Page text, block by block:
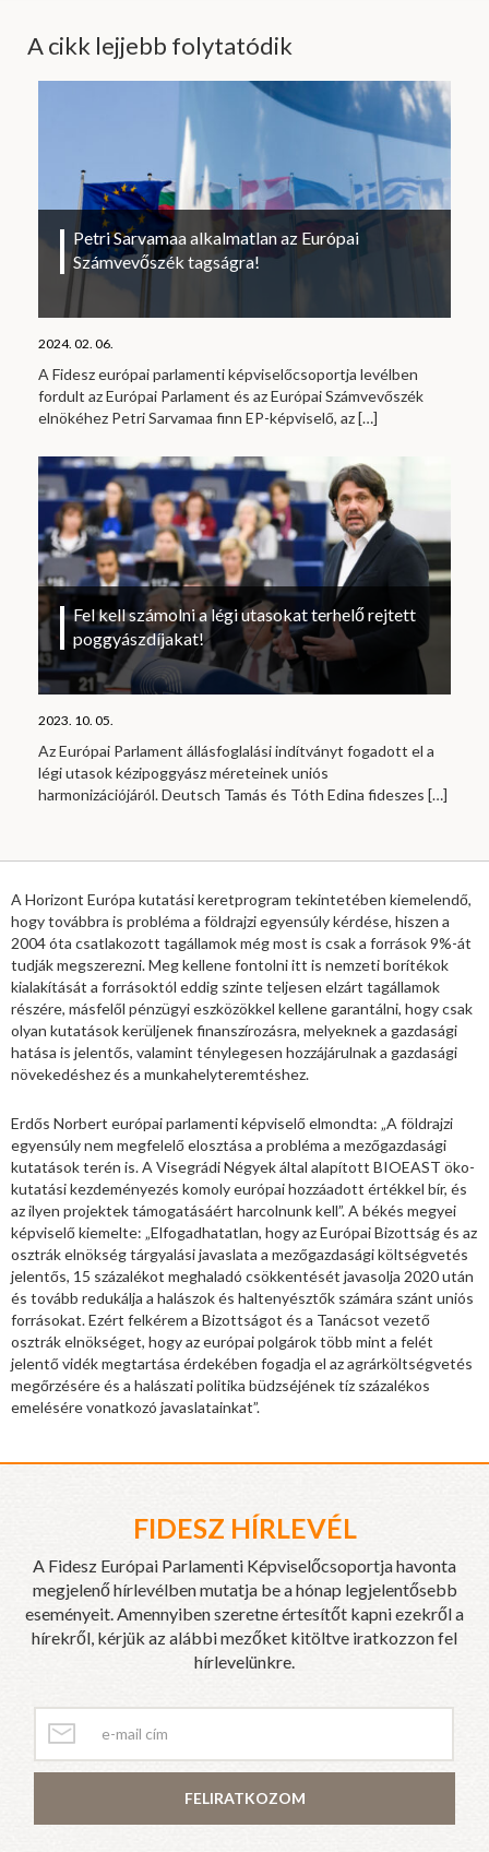
A cikk lejjebb folytatódik
Petri Sarvamaa alkalmatlan az Európai
Számvevőszék tagságra!
2024. 02. 06.
A Fidesz európai parlamenti képviselőcsoportja levélben
fordult az Európai Parlament és az Európai Számvevőszék
elnökéhez Petri Sarvamaa finn EP-képviselő, az[…]
Fel kell számolni a légi utasokat terhelő rejtett
poggyászdíjakat!
2023. 10. 05.
Az Európai Parlament állásfoglalási indítványt fogadott el a
légi utasok kézipoggyász méreteinek uniós
harmonizációjáról. Deutsch Tamás és Tóth Edina fideszes […]
A Horizont Európa kutatási keretprogram tekintetében kiemelendő,
hogy továbbra is probléma a földrajzi egyensúly kérdése, hiszen a
2004 óta csatlakozott tagállamok még most is csak a források 9%-át
tudják megszerezni. Meg kellene fontolni itt is nemzeti borítékok
kialakítását a forrásoktól eddig szinte teljesen elzárt tagállamok
részére, másfelől pénzügyi eszközökkel kellene garantálni, hogy csak
olyan kutatások kerüljenek finanszírozásra, melyeknek a gazdasági
hatása is jelentős, valamint ténylegesen hozzájárulnak a gazdasági
növekedéshez és a munkahelyteremtéshez.
Erdős Norbert európai parlamenti képviselő elmondta: „A földrajzi
egyensúly nem megfelelő elosztása a probléma a mezőgazdasági
kutatások terén is. A Visegrádi Négyek által alapított BIOEAST öko-
kutatási kezdeményezés komoly európai hozzáadott értékkel bír, és
az ilyen projektek támogatásáért harcolnunk kell”. A békés megyei
képviselő kiemelte: „Elfogadhatatlan, hogy az Európai Bizottság és az
osztrák elnökség tárgyalási javaslata a mezőgazdasági költségvetés
jelentős, 15 százalékot meghaladó csökkentését javasolja 2020 után
és tovább redukálja a halászok és haltenyésztők számára szánt uniós
forrásokat. Ezért felkérem a Bizottságot és a Tanácsot vezető
osztrák elnökséget, hogy az európai polgárok több mint a felét
jelentő vidék megtartása érdekében fogadja el az agrárköltségvetés
megőrzésére és a halászati politika büdzséjének tíz százalékos
emelésére vonatkozó javaslatainkat”.
FIDESZ HÍRLEVÉL
A Fidesz Európai Parlamenti Képviselőcsoportja havonta
megjelenő hírlevélben mutatja be a hónap legjelentősebb
eseményeit. Amennyiben szeretne értesítőt kapni ezekről a
hírekről, kérjük az alábbi mezőket kitöltve iratkozzon fel
hírlevelünkre.
FELIRATKOZOM